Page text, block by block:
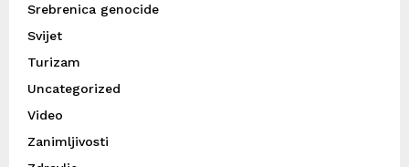
Srebrenica genocide
Svijet
Turizam
Uncategorized
Video
Zanimljivosti